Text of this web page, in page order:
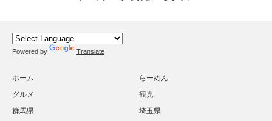
Powered by Translate
ホーム
らーめん
グルメ
観光
群馬県
埼玉県